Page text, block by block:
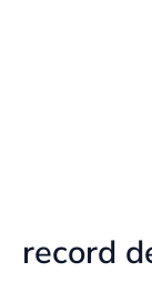
record